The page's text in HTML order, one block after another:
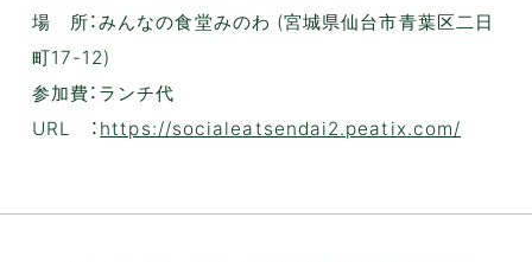
場 所：みんなの食堂みのわ (宮城県仙台市青葉区二日
町17-12)
参加費：ランチ代
URL ： https://socialeatsendai2.peatix.com/